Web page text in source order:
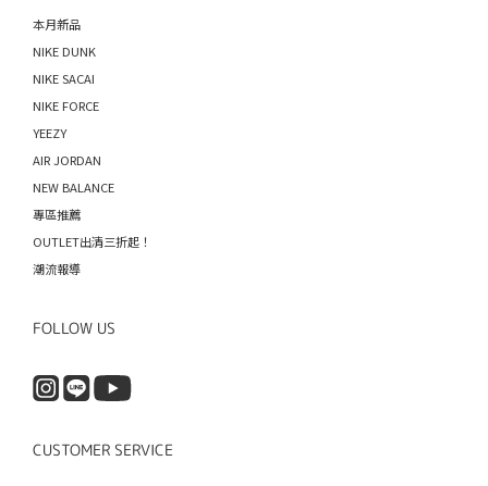
本月新品
NIKE DUNK
NIKE SACAI
NIKE FORCE
YEEZY
AIR JORDAN
NEW BALANCE
專區推薦
OUTLET出清三折起！
潮流報導
FOLLOW US
CUSTOMER SERVICE